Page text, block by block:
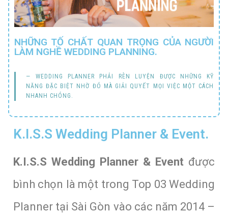
NHỮNG TỐ CHẤT QUAN TRỌNG CỦA NGƯỜI
LÀM NGHỀ WEDDING PLANNING.
WEDDING PLANNER PHẢI RÈN LUYỆN ĐƯỢC NHỮNG KỸ
NĂNG ĐẶC BIỆT NHỜ ĐÓ MÀ GIẢI QUYẾT MỌI VIỆC MỘT CÁCH
NHANH CHÓNG.
K.I.S.S Wedding Planner & Event.
K.I.S.S Wedding Planner & Event được
bình chọn là một trong Top 03 Wedding
Planner tại Sài Gòn vào các năm 2014 –